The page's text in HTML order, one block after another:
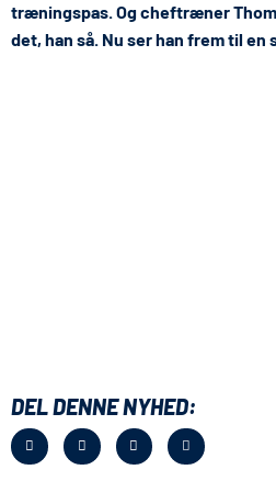
træningspas. Og cheftræner
det, han så. Nu ser han frem til
DEL DENNE NYHED: